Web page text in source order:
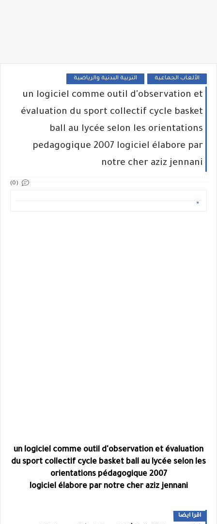
الألعاب الجماعية التربية البدنية والرياضية
un logiciel comme outil d'observation et
évaluation du sport collectif cycle basket
ball au lycée selon les orientations
pedagogique 2007 logiciel élabore par
notre cher aziz jennani
(0)
un logiciel comme outil d'observation et évaluation
du sport collectif cycle basket ball au lycée selon les
orientations pédagogique 2007
logiciel élabore par notre cher aziz jennani
اقرا ايضا